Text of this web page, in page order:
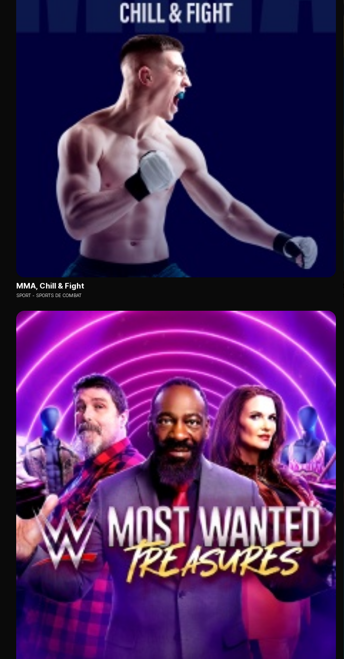
MMA, Chill & Fight
SPORT SPORTS DE COMBAT